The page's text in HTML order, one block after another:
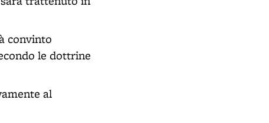
convinto
le dottrine
al